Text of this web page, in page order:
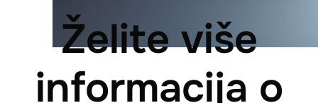
Želite više
informacija o